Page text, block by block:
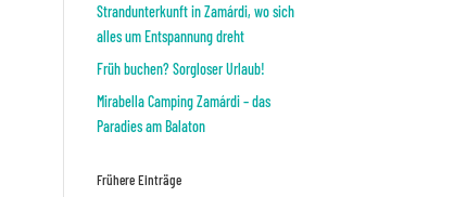
Strandunterkunft in Zamárdi, wo sich
alles um Entspannung dreht
Früh buchen? Sorgloser Urlaub!
Mirabella Camping Zamárdi – das
Paradies am Balaton
Frühere Einträge